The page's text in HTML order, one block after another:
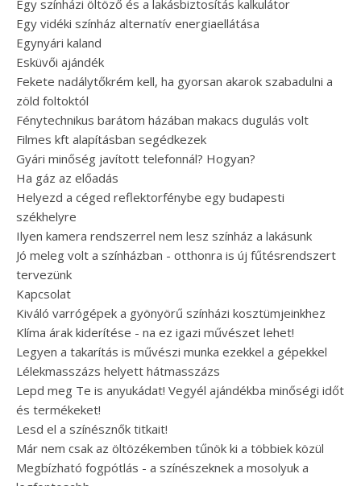
Egy színházi öltöző és a lakásbiztosítás kalkulátor
Egy vidéki színház alternatív energiaellátása
Egynyári kaland
Esküvői ajándék
Fekete nadálytőkrém kell, ha gyorsan akarok szabadulni a
zöld foltoktól
Fénytechnikus barátom házában makacs dugulás volt
Filmes kft alapításban segédkezek
Gyári minőség javított telefonnál? Hogyan?
Ha gáz az előadás
Helyezd a céged reflektorfénybe egy budapesti
székhelyre
Ilyen kamera rendszerrel nem lesz színház a lakásunk
Jó meleg volt a színházban - otthonra is új fűtésrendszert
tervezünk
Kapcsolat
Kiváló varrógépek a gyönyörű színházi kosztümjeinkhez
Klíma árak kiderítése - na ez igazi művészet lehet!
Legyen a takarítás is művészi munka ezekkel a gépekkel
Lélekmasszázs helyett hátmasszázs
Lepd meg Te is anyukádat! Vegyél ajándékba minőségi időt
és termékeket!
Lesd el a színésznők titkait!
Már nem csak az öltözékemben tűnök ki a többiek közül
Megbízható fogpótlás - a színészeknek a mosolyuk a